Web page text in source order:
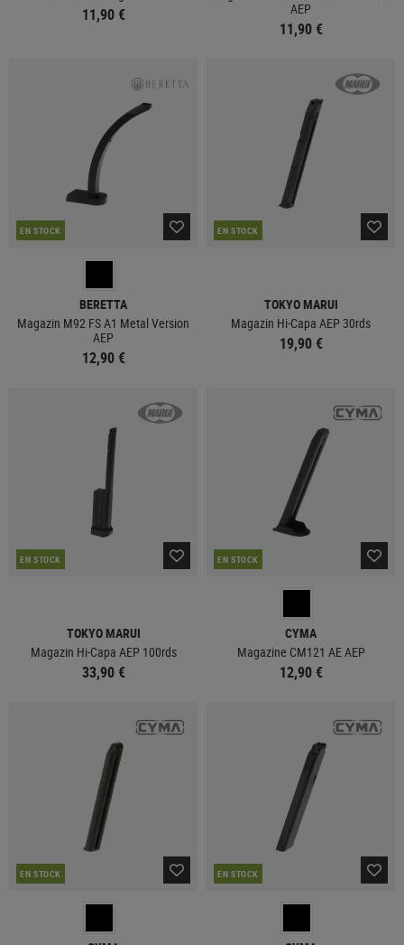
11,90 €
AEP
11,90 €
EN STOCK
BERETTA
Magazin M92 FS A1 Metal Version
AEP
12,90 €
EN STOCK
TOKYO MARUI
Magazin Hi-Capa AEP 30rds
19,90 €
EN STOCK
TOKYO MARUI
Magazin Hi-Capa AEP 100rds
33,90 €
EN STOCK
CYMA
Magazine CM121 AE AEP
12,90 €
EN STOCK EN STOCK